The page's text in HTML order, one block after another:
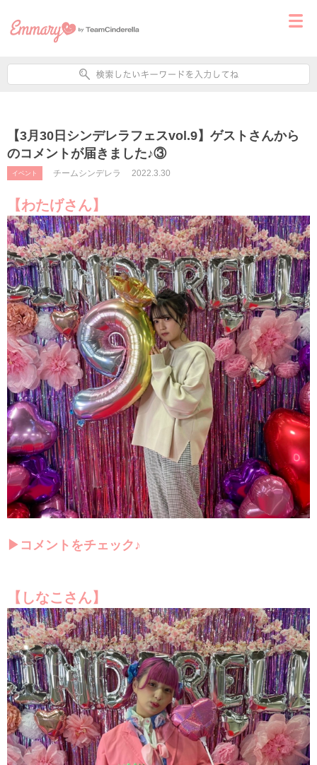
【3月30日シンデレラフェスvol.9】ゲストさんから
のコメントが届きました♪③
イベント チームシンデレラ 2022.3.30
【わたげさん】
▶コメントをチェック♪
【しなこさん】